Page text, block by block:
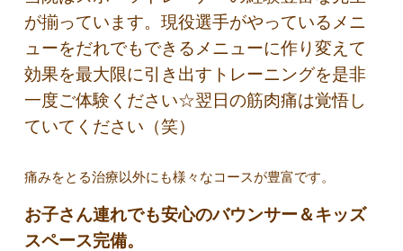
が揃っています。現役選手がやっているメニ
ューをだれでもできるメニューに作り変えて
効果を最大限に引き出すトレーニングを是非
一度ご体験ください☆翌日の筋肉痛は覚悟し
ていてください（笑）
痛みをとる治療以外にも様々なコースが豊富です。
お子さん連れでも安心のバウンサー＆キッズ
スペース完備。